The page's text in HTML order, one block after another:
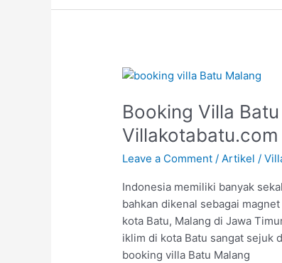
Booking Villa
Villakotabatu.com
Leave a Comment / Artikel /
Indonesia memiliki banyak
bahkan dikenal sebagai
kota Batu, Malang di Jawa
iklim di kota Batu sangat sejuk
booking villa Batu Malang
Booking
Batu
Malang
Lebih
Mudah
Villakotabatu.com